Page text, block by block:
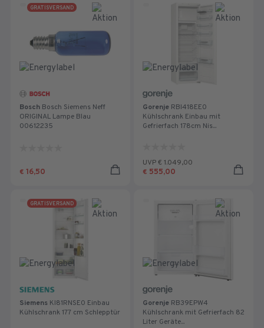
GRATISVERSAND
BoschBosch Siemens Neff
ORIGINAL Lampe Blau
00612235
5
€ 16,50
Gorenje RBI418EE0
Kühlschrank Einbau mit
Gefrierfach 178cm Nis...
5
Sternen.
€ 555,00
UVP € 1.049,00
GRATISVERSAND
SiemensKI81RNSE0 Einbau
Kühlschrank 177 cm Schlepptür
Gorenje RB39EPW4
Kühlschrank mit Gefrierfach 82
Liter Geräte...